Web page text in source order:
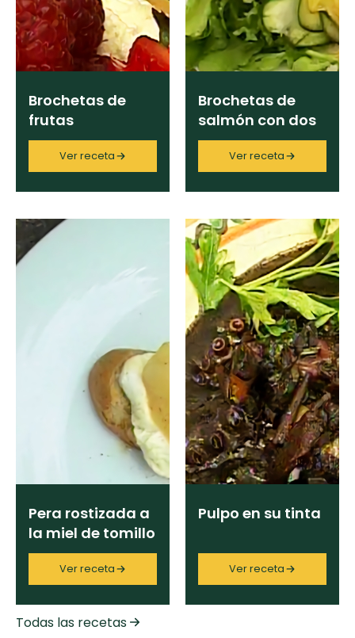
Brochetas de
frutas
Ver receta
Brochetas de
salmón con dos
salsas
Ver receta
Pera rostizada a
la miel de tomillo
Ver receta
Pulpo en su tinta
Ver receta
Todas las recetas